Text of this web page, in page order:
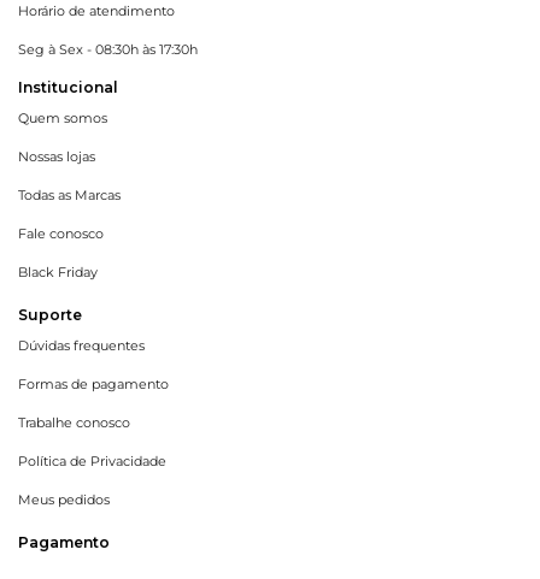
Horário de atendimento
Seg à Sex - 08:30h às 17:30h
Institucional
Quem somos
Nossas lojas
Todas as Marcas
Fale conosco
Black Friday
Suporte
Dúvidas frequentes
Formas de pagamento
Trabalhe conosco
Política de Privacidade
Meus pedidos
Pagamento